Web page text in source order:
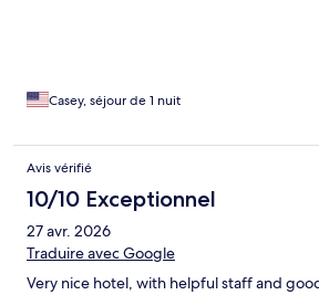
Casey, séjour de 1 nuit
Avis vérifié
10/10 Exceptionnel
27 avr. 2026
Traduire avec Google
Very nice hotel, with helpful staff and